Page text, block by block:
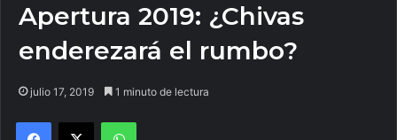
Apertura 2019: ¿Chivas
enderezará el rumbo?
julio 17, 2019 1 minuto de lectura
Facebook
X WhatsApp